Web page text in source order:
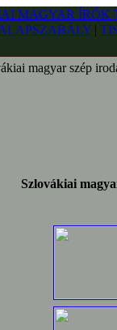
|
magyar szép
Szlovákiai